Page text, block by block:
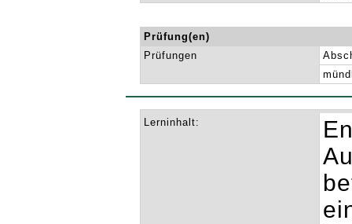
Prüfung(en)
Prüfungen
Lerninhalt: